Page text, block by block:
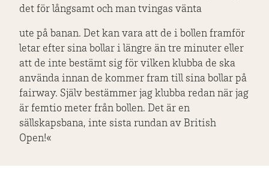
det för långsamt och man tvingas vänta
ute på banan. Det kan vara att de i bollen framför
letar efter sina bollar i längre än tre minuter eller
att de inte bestämt sig för vilken klubba de ska
använda innan de kommer fram till sina bollar på
fairway. Själv bestämmer jag klubba redan när jag
är femtio meter från bollen. Det är en
sällskapsbana, inte sista rundan av British
Open!«